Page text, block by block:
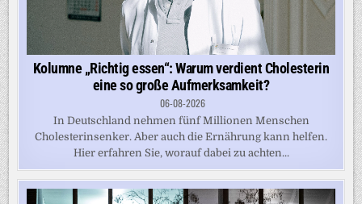
Kolumne „Richtig essen“: Warum verdient Cholesterin
eine so große Aufmerksamkeit?
06-08-2026
In Deutschland nehmen fünf Millionen Menschen
Cholesterinsenker. Aber auch die Ernährung kann helfen.
Hier erfahren Sie, worauf dabei zu achten...